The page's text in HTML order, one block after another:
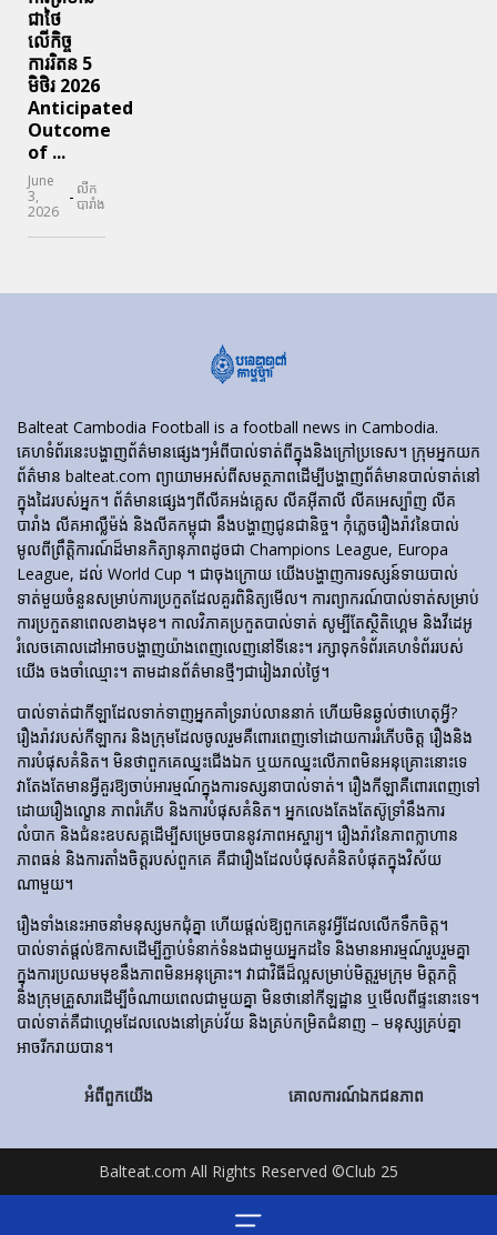
ជាថៃ
លើកិច្ច
ការរិតន 5
មិថិរ 2026
Anticipated
Outcome
of ...
June
3,
2026
- លីក
បារាំង
Balteat Cambodia Football is a football news in Cambodia.
គេហទំព័រ​នេះ​បង្ហាញ​ព័ត៌មាន​ផ្សេងៗ​អំពី​បាល់ទាត់​ពី​ក្នុង​និង​ក្រៅ​ប្រទេស។ ក្រុមអ្នកយក
ព័ត៌មាន balteat.com ព្យាយាមអស់ពីសមត្ថភាពដើម្បីបង្ហាញព័ត៌មានបាល់ទាត់នៅ
ក្នុងដៃរបស់អ្នក។ ព័ត៌មានផ្សេងៗពីលីគអង់គ្លេស លីគអ៊ីតាលី លីគអេស្ប៉ាញ លីគ
បារាំង លីគអាល្លឺម៉ង់ និងលីគកម្ពុជា នឹងបង្ហាញជូនជានិច្ច។ កុំភ្លេចរឿងរ៉ាវនៃបាល់
មូលពីព្រឹត្តិការណ៍ដ៏មានកិត្យានុភាពដូចជា Champions League, Europa
League, ដល់ World Cup ។ ជាចុងក្រោយ យើងបង្ហាញការទស្សន៍ទាយបាល់
ទាត់មួយចំនួនសម្រាប់ការប្រកួតដែលគួរពិនិត្យមើល។ ការព្យាករណ៍បាល់ទាត់សម្រាប់
ការប្រកួតនាពេលខាងមុខ។ កាលវិភាគប្រកួតបាល់ទាត់ សូម្បីតែស្ថិតិហ្គេម និងវីដេអូ
រំលេចគោលដៅអាចបង្ហាញយ៉ាងពេញលេញនៅទីនេះ។ រក្សាទុកទំព័រគេហទំព័ររបស់
យើង ចងចាំឈ្មោះ។ តាមដានព័ត៌មានថ្មីៗជារៀងរាល់ថ្ងៃ។
បាល់ទាត់​ជា​កីឡា​ដែល​ទាក់​ទាញ​អ្នក​គាំទ្រ​រាប់​លាន​នាក់ ហើយ​មិន​ឆ្ងល់​ថា​ហេតុអ្វី?
រឿងរ៉ាវ​របស់​កីឡាករ និង​ក្រុម​ដែល​ចូលរួម​គឺ​ពោរពេញ​ទៅ​ដោយ​ការ​រំភើប​ចិត្ត រឿង​និង​
ការ​បំផុស​គំនិត។ មិនថាពួកគេឈ្នះជើងឯក ឬយកឈ្នះលើភាពមិនអនុគ្រោះនោះទេ
វាតែងតែមានអ្វីគួរឱ្យចាប់អារម្មណ៍ក្នុងការទស្សនាបាល់ទាត់។ រឿង​កីឡា​គឺ​ពោរពេញ​ទៅ​
ដោយ​រឿង​ល្ខោន ភាព​រំភើប និង​ការ​បំផុស​គំនិត។ អ្នកលេងតែងតែស៊ូទ្រាំនឹងការ
លំបាក និងជំនះឧបសគ្គដើម្បីសម្រេចបាននូវភាពអស្ចារ្យ។ រឿងរ៉ាវនៃភាពក្លាហាន
ភាពធន់ និងការតាំងចិត្តរបស់ពួកគេ គឺជារឿងដែលបំផុសគំនិតបំផុតក្នុងវិស័យ
ណាមួយ។
រឿងទាំងនេះអាចនាំមនុស្សមកជុំគ្នា ហើយផ្តល់ឱ្យពួកគេនូវអ្វីដែលលើកទឹកចិត្ត។
បាល់ទាត់ផ្តល់ឱកាសដើម្បីភ្ជាប់ទំនាក់ទំនងជាមួយអ្នកដទៃ និងមានអារម្មណ៍រួបរួមគ្នា
ក្នុងការប្រឈមមុខនឹងភាពមិនអនុគ្រោះ។ វាជាវិធីដ៏ល្អសម្រាប់មិត្តរួមក្រុម មិត្តភក្តិ
និងក្រុមគ្រួសារដើម្បីចំណាយពេលជាមួយគ្នា មិនថានៅកីឡដ្ឋាន ឬមើលពីផ្ទះនោះទេ។
បាល់ទាត់គឺជាហ្គេមដែលលេងនៅគ្រប់វ័យ និងគ្រប់កម្រិតជំនាញ – មនុស្សគ្រប់គ្នា
អាចរីករាយបាន។
អំពីពួកយើង គោលការណ៍ឯកជនភាព
Balteat.com All Rights Reserved ©Club 25